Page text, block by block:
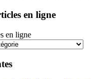
en ligne
en ligne